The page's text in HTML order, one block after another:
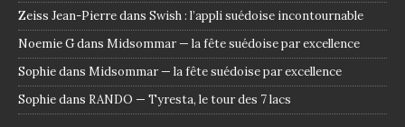
Zeiss Jean-Pierredans Swish : l’appli suédoise incontournable
Noemie Gdans Midsommar — la fête suédoise par excellence
Sophiedans Midsommar — la fête suédoise par excellence
Sophiedans RANDO — Tyresta, le tour des 7 lacs